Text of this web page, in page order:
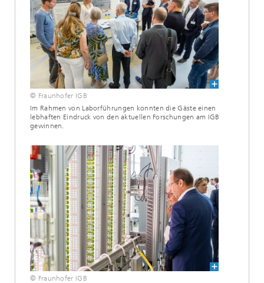
© Fraunhofer IGB
Im Rahmen von Laborführungen konnten die Gäste einen
lebhaften Eindruck von den aktuellen Forschungen am IGB
gewinnen.
© Fraunhofer IGB